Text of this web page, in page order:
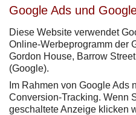
Google Ads und
Diese Website verwendet
Online-Werbeprogramm der
Gordon House, Barrow
(Google).
Im Rahmen von Google Ads
Conversion-Tracking. Wenn
geschaltete Anzeige klicken